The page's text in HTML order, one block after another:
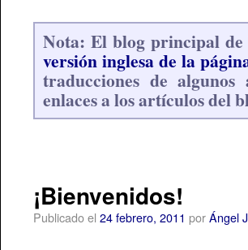
Nota: El blog principal
versión inglesa de la
traducciones de
enlaces a los artículos del
¡Bienvenidos!
Publicado el 24 febrero, 2011 porÁngel